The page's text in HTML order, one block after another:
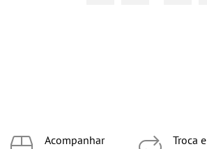
Acompanhar
Troca e